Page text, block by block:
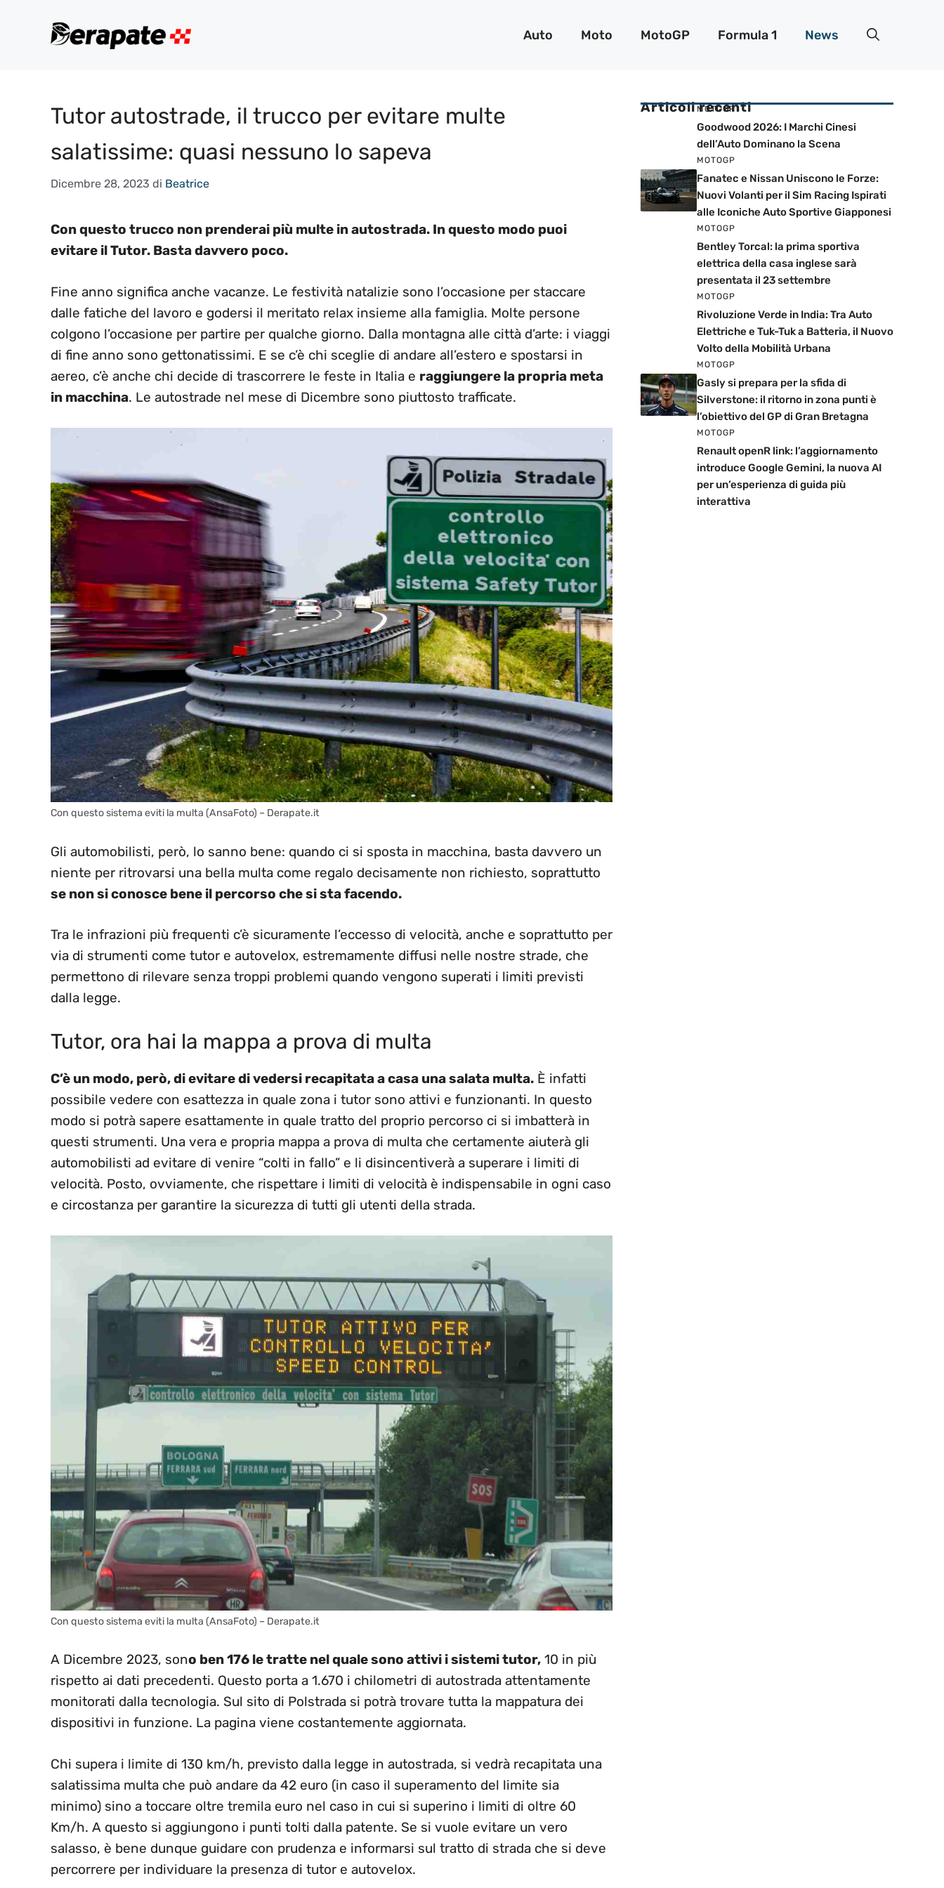
Auto Moto MotoGP Formula 1 News
Tutor autostrade, il trucco per evitare multe
salatissime: quasi nessuno lo sapeva
Dicembre 28, 2023 di Beatrice
Con questo trucco non prenderai più multe in autostrada. In questo modo puoi
evitare il Tutor. Basta davvero poco.
Fine anno significa anche vacanze. Le festività natalizie sono l’occasione per staccare
dalle fatiche del lavoro e godersi il meritato relax insieme alla famiglia. Molte persone
colgono l’occasione per partire per qualche giorno. Dalla montagna alle città d’arte: i viaggi
di fine anno sono gettonatissimi. E se c’è chi sceglie di andare all’estero e spostarsi in
aereo, c’è anche chi decide di trascorrere le feste in Italia e raggiungere la propria meta
in macchina. Le autostrade nel mese di Dicembre sono piuttosto trafficate.
Con questo sistema eviti la multa (AnsaFoto) – Derapate.it
Gli automobilisti, però, lo sanno bene: quando ci si sposta in macchina, basta davvero un
niente per ritrovarsi una bella multa come regalo decisamente non richiesto, soprattutto
se non si conosce bene il percorso che si sta facendo.
Tra le infrazioni più frequenti c’è sicuramente l’eccesso di velocità, anche e soprattutto per
via di strumenti come tutor e autovelox, estremamente diffusi nelle nostre strade, che
permettono di rilevare senza troppi problemi quando vengono superati i limiti previsti
dalla legge.
Tutor, ora hai la mappa a prova di multa
C’è un modo, però, di evitare di vedersi recapitata a casa una salata multa. È infatti
possibile vedere con esattezza in quale zona i tutor sono attivi e funzionanti. In questo
modo si potrà sapere esattamente in quale tratto del proprio percorso ci si imbatterà in
questi strumenti. Una vera e propria mappa a prova di multa che certamente aiuterà gli
automobilisti ad evitare di venire “colti in fallo” e li disincentiverà a superare i limiti di
velocità. Posto, ovviamente, che rispettare i limiti di velocità è indispensabile in ogni caso
e circostanza per garantire la sicurezza di tutti gli utenti della strada.
Con questo sistema eviti la multa (AnsaFoto) – Derapate.it
A Dicembre 2023, sono ben 176 le tratte nel quale sono attivi i sistemi tutor, 10 in più
rispetto ai dati precedenti. Questo porta a 1.670 i chilometri di autostrada attentamente
monitorati dalla tecnologia. Sul sito di Polstrada si potrà trovare tutta la mappatura dei
dispositivi in funzione. La pagina viene costantemente aggiornata.
Chi supera i limite di 130 km/h, previsto dalla legge in autostrada, si vedrà recapitata una
salatissima multa che può andare da 42 euro (in caso il superamento del limite sia
minimo) sino a toccare oltre tremila euro nel caso in cui si superino i limiti di oltre 60
Km/h. A questo si aggiungono i punti tolti dalla patente. Se si vuole evitare un vero
salasso, è bene dunque guidare con prudenza e informarsi sul tratto di strada che si deve
percorrere per individuare la presenza di tutor e autovelox.
Articoli recenti
MOTOGP
Goodwood 2026: I Marchi Cinesi
dell’Auto Dominano la Scena
MOTOGP
Fanatec e Nissan Uniscono le Forze:
Nuovi Volanti per il Sim Racing Ispirati
alle Iconiche Auto Sportive Giapponesi
MOTOGP
Bentley Torcal: la prima sportiva
elettrica della casa inglese sarà
presentata il 23 settembre
MOTOGP
Rivoluzione Verde in India: Tra Auto
Elettriche e Tuk-Tuk a Batteria, il Nuovo
Volto della Mobilità Urbana
MOTOGP
Gasly si prepara per la sfida di
Silverstone: il ritorno in zona punti è
l’obiettivo del GP di Gran Bretagna
MOTOGP
Renault openR link: l’aggiornamento
introduce Google Gemini, la nuova AI
per un’esperienza di guida più
interattiva